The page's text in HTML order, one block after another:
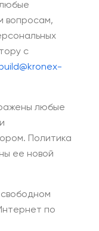
любые
вопросам,
с
build@kronex-
любые
Политика
ее новой
по